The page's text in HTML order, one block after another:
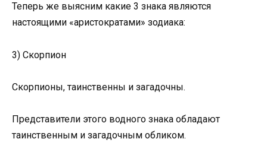
Теперь же выясним какие 3 знака являются
настоящими «аристократами» зодиака:
3) Скорпион
Скорпионы, таинственны и загадочны.
Представители этого водного знака обладают
таинственным и загадочным обликом.